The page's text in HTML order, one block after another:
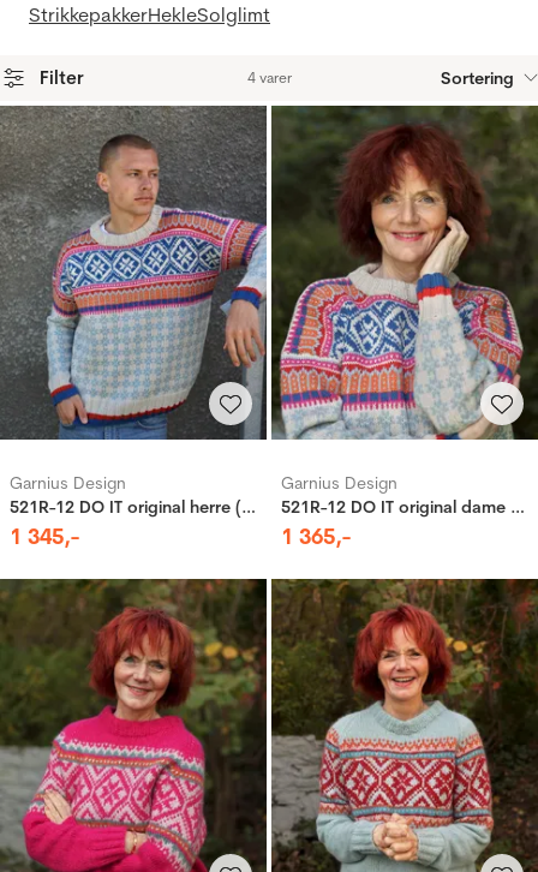
StrikkepakkerHekleSolglimt
Filter 4 varer Sortering
Produkter
Garnius Design
521R-12 DO IT original herre (Stay)
1 345,-
Garnius Design
521R-12 DO IT original dame (Stay)
1 365,-